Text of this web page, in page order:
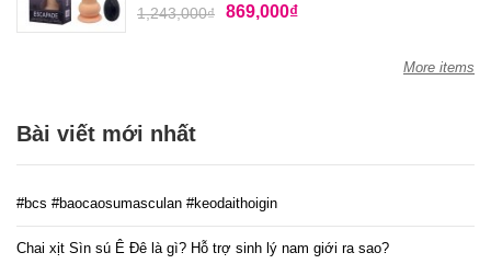
1,243,000₫ 869,000₫
More items
Bài viết mới nhất
#bcs #baocaosumasculan #keodaithoigin
Chai xịt Sìn sú Ê Đê là gì? Hỗ trợ sinh lý nam giới ra sao?